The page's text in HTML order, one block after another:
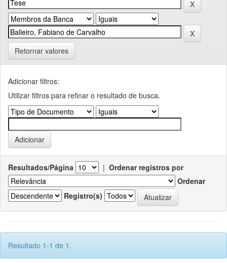
Retornar valores
Adicionar filtros:
Utilizar filtros para refinar o resultado de busca.
Resultados/Página | Ordenar registros por
Ordenar
Registro(s)
Resultado 1-1 de 1.